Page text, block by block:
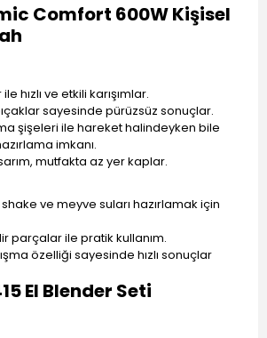
Comfort 600W Kişisel
hızlı ve etkili karışımlar.
sayesinde pürüzsüz sonuçlar.
şişeleri ile hareket halindeyken bile
imkanı.
mutfakta az yer kaplar.
ve meyve suları hazırlamak için
parçalar ile pratik kullanım.
özelliği sayesinde hızlı sonuçlar
El Blender Seti